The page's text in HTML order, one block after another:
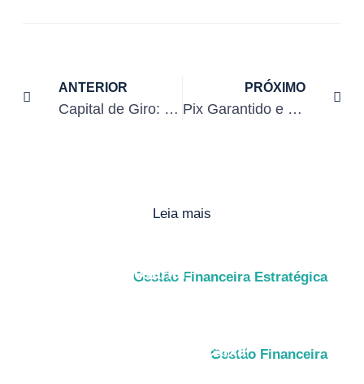
ANTERIOR
Capital de Giro: 5 Sinais de que o seu Pede Socorro
PRÓXIMO
Pix Garantido e Novas Formas de Pagamento: O Futuro Chegou ao seu Fluxo de Recebíveis
Leia mais
Gestão Financeira Estratégica
liquidez empresarial
Gestão Financeira
empresarial com mais caixa